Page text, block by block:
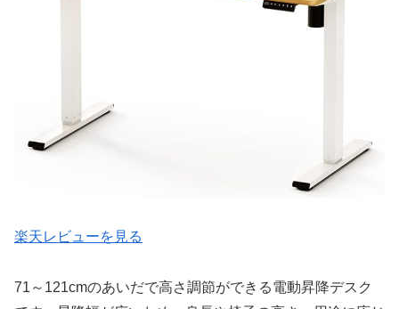
楽天レビューを見る
71～121cmのあいだで高さ調節ができる電動昇降デスク